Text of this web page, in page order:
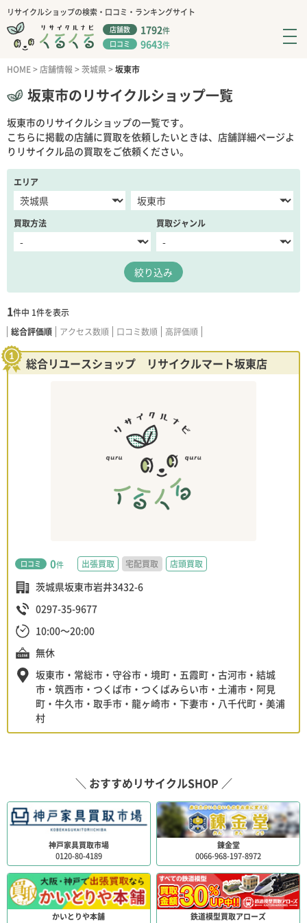
リサイクルショップの検索・口コミ・ランキングサイト
店舗数 1792件
口コミ 9643件
HOME>店舗情報 >茨城県>坂東市
坂東市のリサイクルショップ一覧
坂東市のリサイクルショップの一覧です。
こちらに掲載の店舗に買取を依頼したいときは、店舗詳細ページよ
りリサイクル品の買取をご依頼ください。
エリア
買取方法 買取ジャンル
絞り込み
1件中 1件を表示
総合評価順
アクセス数順 口コミ数順 高評価順
総合リユースショップ リサイクルマート坂東店
口コミ 0件 出張買取 宅配買取 店頭買取
茨城県坂東市岩井3432-6
0297-35-9677
10:00～20:00
無休
坂東市・常総市・守谷市・境町・五霞町・古河市・結城
市・筑西市・つくば市・つくばみらい市・土浦市・阿見
町・牛久市・取手市・龍ヶ崎市・下妻市・八千代町・美浦
村
＼ おすすめリサイクルSHOP ／
神戸家具買取市場
0120-80-4189
錬金堂
0066-968-197-8972
かいとりや本舗
鉄道模型買取アローズ